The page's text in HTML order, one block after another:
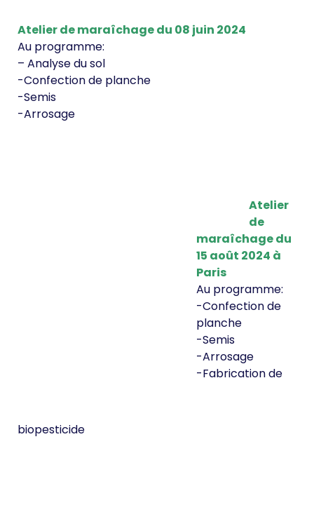
Atelier de maraîchage du 08 juin 2024
Au programme:
– Analyse du sol
-Confection de planche
-Semis
-Arrosage
Atelier
de
maraîchage du
15 août 2024 à
Paris
Au programme:
-Confection de
planche
-Semis
-Arrosage
-Fabrication de
biopesticide